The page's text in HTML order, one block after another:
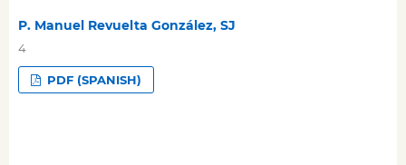
P. Manuel Revuelta González, SJ
4
PDF (SPANISH)